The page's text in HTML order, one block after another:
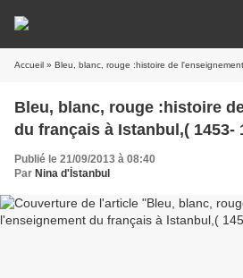
Accueil » Bleu, blanc, rouge :histoire de l'enseignement
Bleu, blanc, rouge :histoire
du français à Istanbul,( 1453-
Publié le 21/09/2013 à 08:40
Par Nina d'İstanbul